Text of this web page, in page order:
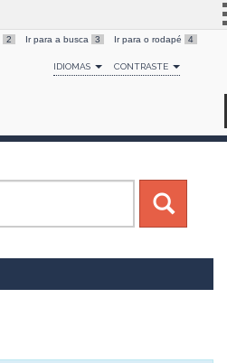
Simplifique!
Comunica BR
Canais
2 Ir para a busca 3 Ir para o rodapé 4
IDIOMAS CONTRASTE